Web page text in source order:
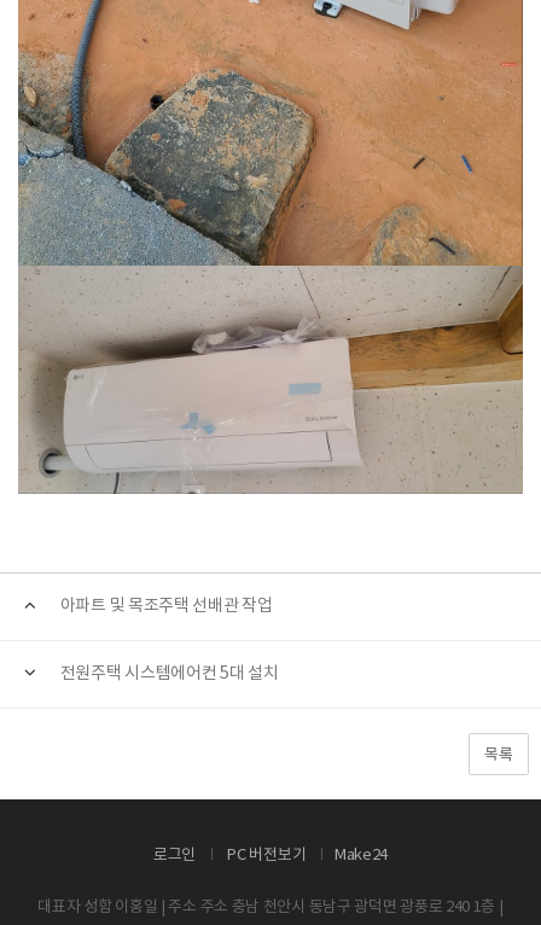
아파트 및 목조주택 선배관 작업
전원주택 시스템에어컨 5대 설치
목록
로그인 PC 버전보기 Make24
대표자 성함 이홍일 | 주소 주소 충남 천안시 동남구 광덕면 광풍로 240 1층 |